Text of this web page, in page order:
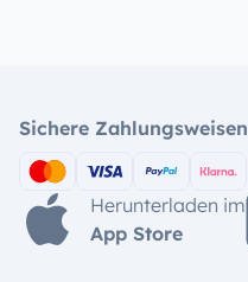
Sichere Zahlungsweisen
Herunterladen im
App Store